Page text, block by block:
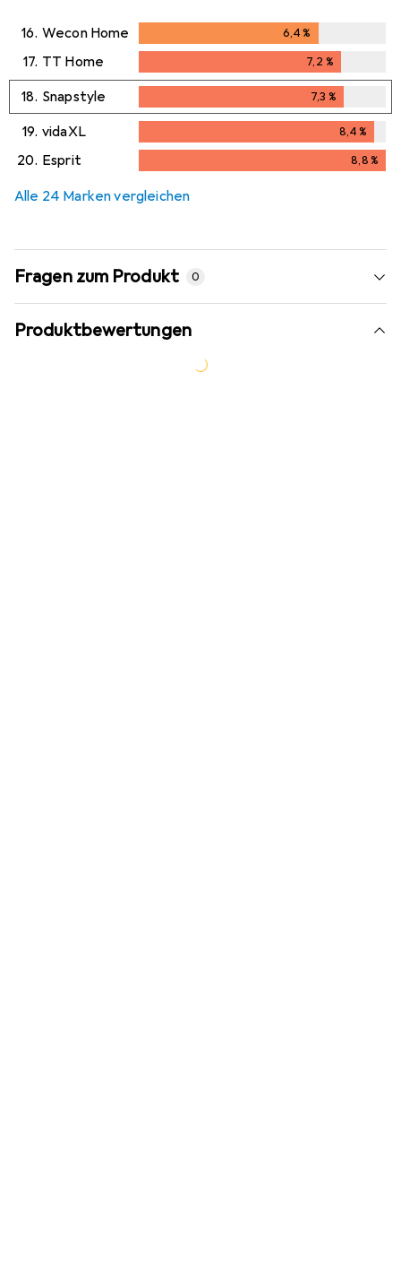
16. Wecon Home 6,4%
17. TT Home 7,2 %
18. Snapstyle 7,3 %
19. vidaXL 8,4%
8,4%
20. Esprit 8,8%
Alle 24 Marken vergleichen
Fragen zum Produkt 0
Produktbewertungen